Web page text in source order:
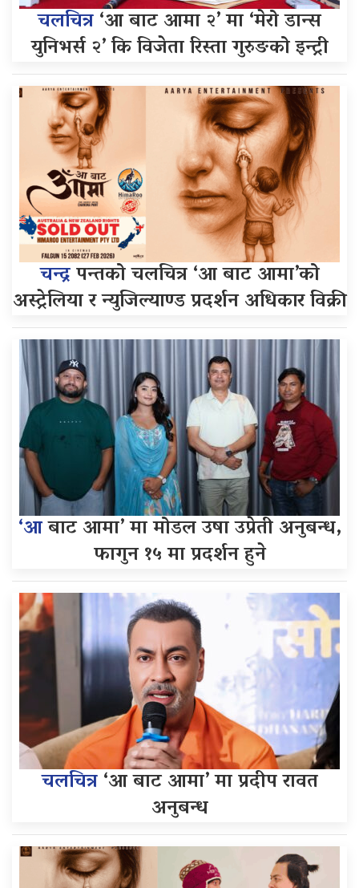
चलचित्र‘आ बाट आमा २’ मा ‘मेरो डान्स
युनिभर्स २’ कि विजेता रिस्ता गुरुङको इन्ट्री
चन्द्रपन्तको चलचित्र ‘आ बाट आमा’को
अस्ट्रेलिया र न्युजिल्याण्ड प्रदर्शन अधिकार विक्री
‘आबाट आमा’ मा मोडल उषा उप्रेती अनुबन्ध,
फागुन १५ मा प्रदर्शन हुने
चलचित्र‘आ बाट आमा’ मा प्रदीप रावत
अनुबन्ध